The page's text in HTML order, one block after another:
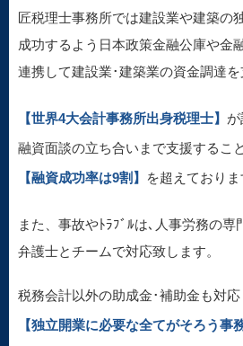
匠税理士事務所では建設業や建築の
成功するよう日本政策金融公庫や金
連携して建設業･建築業の資金調達を
【世界4大会計事務所出身税理士】 が
融資面談の立ち合いまで支援するこ
【融資成功率は9割】
を超えておりま
また、事故やﾄﾗﾌﾞﾙは､人事労務の専
弁護士とチームで対応致します。
税務会計以外の助成金･補助金も対応
【独立開業に必要な全てがそろう事